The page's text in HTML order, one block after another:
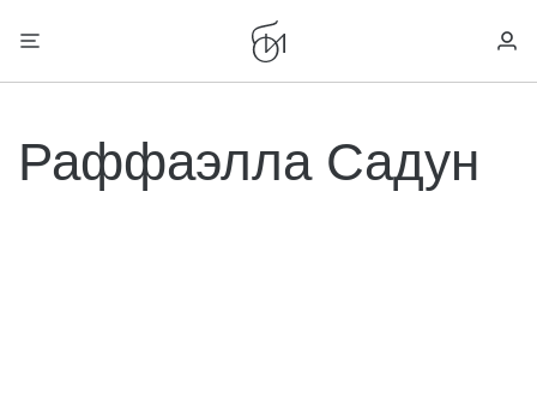
Раффаэлла Садун